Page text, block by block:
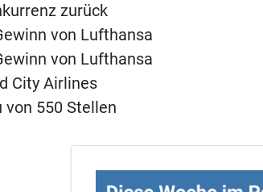
zurück
von Lufthansa
von Lufthansa
City Airlines
550 Stellen